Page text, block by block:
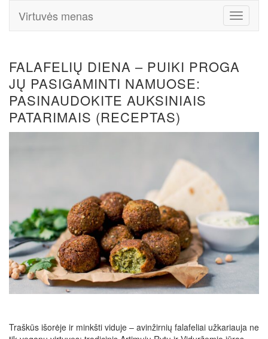
Toggle
Virtuvės menas
FALAFELIŲ DIENA – PUIKI PROGA
JŲ PASIGAMINTI NAMUOSE:
PASINAUDOKITE AUKSINIAIS
PATARIMAIS (RECEPTAS)
Traškūs išorėje ir minkšti viduje – avinžirnių falafeliai užkariauja ne